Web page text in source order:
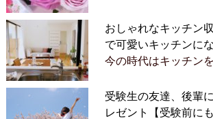
おしゃれなキッチン
で可愛いキッチンに
今の時代はキッチンを
受験生の友達、後輩
レゼント【受験前に